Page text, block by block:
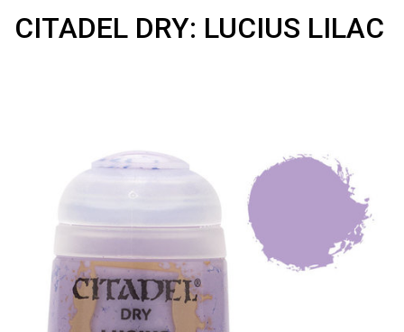
CITADEL DRY: LUCIUS LILAC